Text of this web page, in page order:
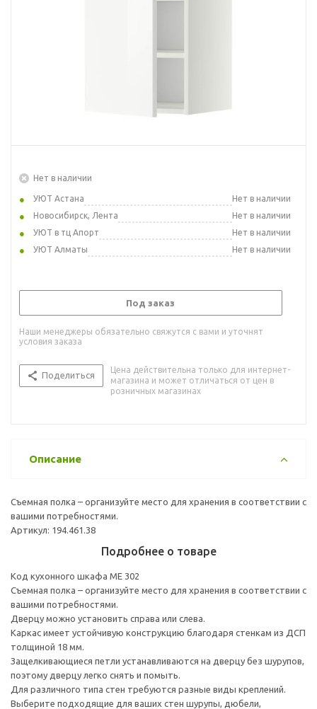
Нет в наличии
УЮТ Астана
Нет в наличии
Новосибирск, Лента
Нет в наличии
УЮТ в тц Апорт
Нет в наличии
УЮТ Алматы
Нет в наличии
Под заказ
Наши менеджеры обязательно свяжутся с вами и уточнят
условия заказа
Поделиться
Цена действительна только для интернет-
магазина и может отличаться от цен в
розничных магазинах
Описание
Съемная полка – организуйте место для хранения в соответствии с
вашими потребностями.
Артикул: 194.461.38
Подробнее о товаре
Код кухонного шкафа ME 302
Съемная полка – организуйте место для хранения в соответствии с
вашими потребностями.
Дверцу можно установить справа или слева.
Каркас имеет устойчивую конструкцию благодаря стенкам из ДСП
толщиной 18 мм.
Защелкивающиеся петли устанавливаются на дверцу без шурупов,
поэтому дверцу легко снять и помыть.
Для различного типа стен требуются разные виды креплений.
Выберите подходящие для ваших стен шурупы, дюбели,